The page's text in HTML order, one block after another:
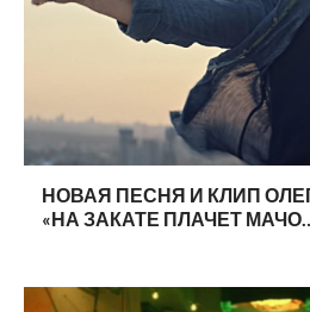
НОВАЯ ПЕСНЯ И КЛИП
«НА ЗАКАТЕ ПЛАЧЕТ